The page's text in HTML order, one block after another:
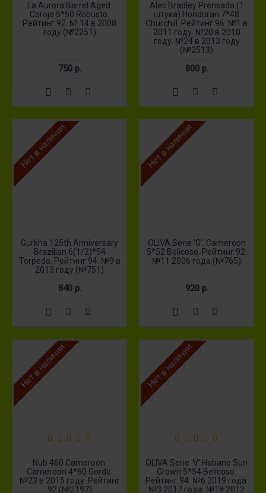
La Aurora Barrel Aged.
Corojo 5*50 Robusto.
Рейтинг 92. № 14 в 2008
году (№2251)
750 р.
Alec Bradley Prensado (1
штука) Honduran 7*48
Churchill. Рейтинг 96. №1 в
2011 году. №20 в 2010
году. №24 в 2013 году
(№2513)
800 р.
Нет в наличии
Gurkha 125th Anniversary
Brazilian 6(1/2)*54
Torpedo. Рейтинг 94. №9 в
2013 году (№751)
840 р.
Нет в наличии
OLIVA Serie 'G'. Cameroon
5*52 Belicoso. Рейтинг 92.
№11 2006 года (№765)
920 р.
Нет в наличии
Nub 460 Cameroon.
Cameroon 4*60 Gordo.
№23 в 2015 году. Рейтинг
92 (№2197)
Нет в наличии
OLIVA Serie 'V' Habano Sun
Grown 5*54 Belicoso.
Рейтинг 94. №6 2019 года.
№3 2017 года. №18 2012